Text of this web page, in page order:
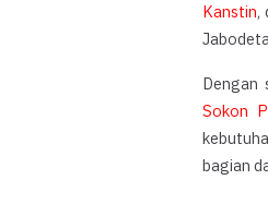
Kanstin,
Dengan
Sokon
bagian